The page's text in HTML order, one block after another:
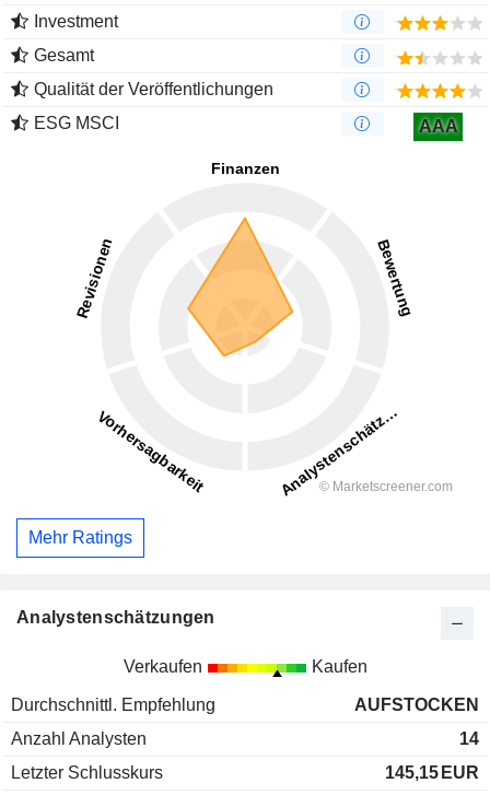
Investment
Gesamt
Qualität der Veröffentlichungen
ESG MSCI
AAA
Mehr Ratings
Analystenschätzungen
Verkaufen Kaufen
Durchschnittl. Empfehlung
AUFSTOCKEN
Anzahl Analysten
14
Letzter Schlusskurs
145,15 EUR